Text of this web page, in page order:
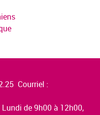
Courriel :
de 9h00 à 12h00,